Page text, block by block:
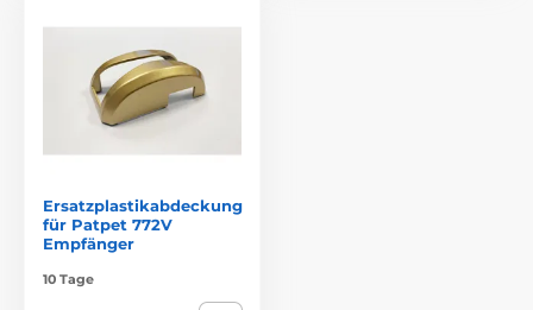
Ersatzplastikabdeckung
für Patpet 772V
Empfänger
10 Tage